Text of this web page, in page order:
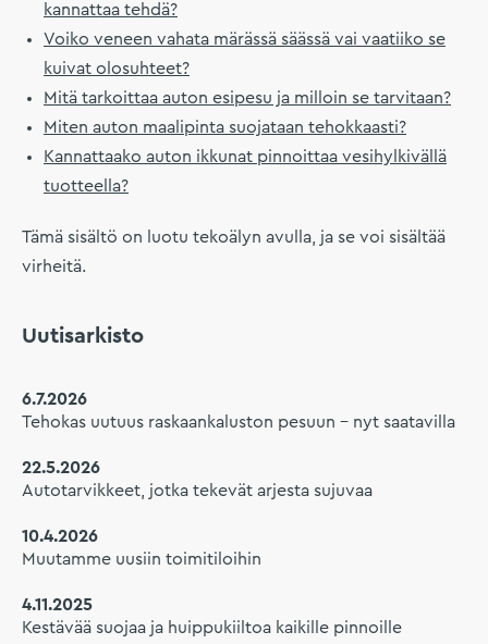
kannattaa tehdä?
Voiko veneen vahata märässä säässä vai vaatiiko se
kuivat olosuhteet?
Mitä tarkoittaa auton esipesu ja milloin se tarvitaan?
Miten auton maalipinta suojataan tehokkaasti?
Kannattaako auton ikkunat pinnoittaa vesihylkivällä
tuotteella?
Tämä sisältö on luotu tekoälyn avulla, ja se voi sisältää
virheitä.
Uutisarkisto
6.7.2026
Tehokas uutuus raskaankaluston pesuun – nyt saatavilla
22.5.2026
Autotarvikkeet, jotka tekevät arjesta sujuvaa
10.4.2026
Muutamme uusiin toimitiloihin
4.11.2025
Kestävää suojaa ja huippukiiltoa kaikille pinnoille